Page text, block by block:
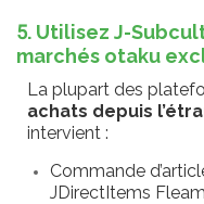
5. Utilisez J-
marchés otaku
La plupart des
achats depuis
intervient :
Commande
JDirectItems